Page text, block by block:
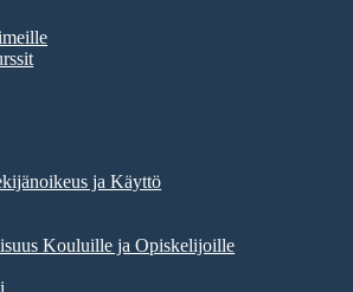
ja Käyttö
Kouluille ja Opiskelijoille